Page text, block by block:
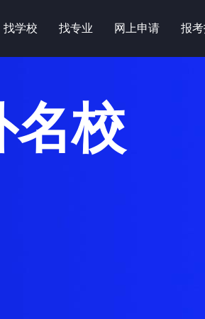
找学校 找专业 网上申请 报
名校